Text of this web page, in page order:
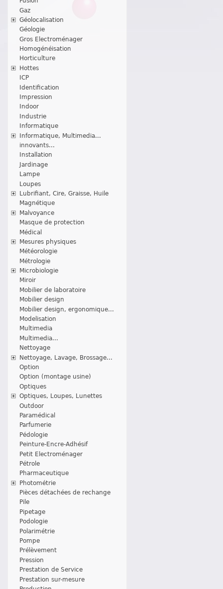
Gaz
Géolocalisation
Géologie
Gros Electroménager
Homogénéisation
Horticulture
Hottes
ICP
Identification
Impression
Indoor
Industrie
Informatique
Informatique, Multimedia...
innovants...
Installation
Jardinage
Lampe
Loupes
Lubrifiant, Cire, Graisse, Huile
Magnétique
Malvoyance
Masque de protection
Médical
Mesures physiques
Météorologie
Métrologie
Microbiologie
Miroir
Mobilier de laboratoire
Mobilier design
Mobilier design, ergonomique...
Modelisation
Multimedia
Multimedia...
Nettoyage
Nettoyage, Lavage, Brossage...
Option
Option (montage usine)
Optiques
Optiques, Loupes, Lunettes
Outdoor
Paramédical
Parfumerie
Pédologie
Peinture-Encre-Adhésif
Petit Electroménager
Pétrole
Pharmaceutique
Photométrie
Pièces détachées de rechange
Pile
Pipetage
Podologie
Polarimétrie
Pompe
Prélèvement
Pression
Prestation de Service
Prestation sur-mesure